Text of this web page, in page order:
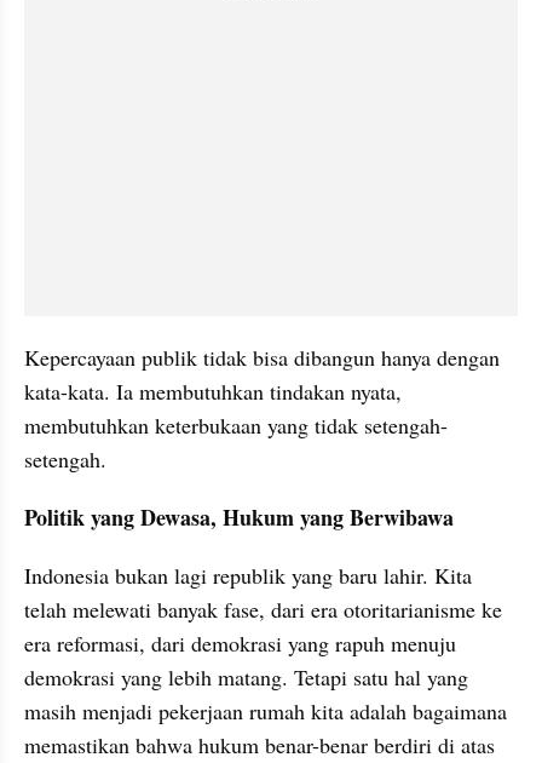
Kepercayaan publik tidak bisa dibangun hanya dengan
kata-kata. Ia membutuhkan tindakan nyata,
membutuhkan keterbukaan yang tidak setengah-
setengah.
Politik yang Dewasa, Hukum yang Berwibawa
Indonesia bukan lagi republik yang baru lahir. Kita
telah melewati banyak fase, dari era otoritarianisme ke
era reformasi, dari demokrasi yang rapuh menuju
demokrasi yang lebih matang. Tetapi satu hal yang
masih menjadi pekerjaan rumah kita adalah bagaimana
memastikan bahwa hukum benar-benar berdiri di atas